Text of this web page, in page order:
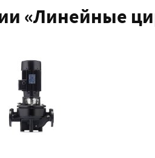
«Линейные